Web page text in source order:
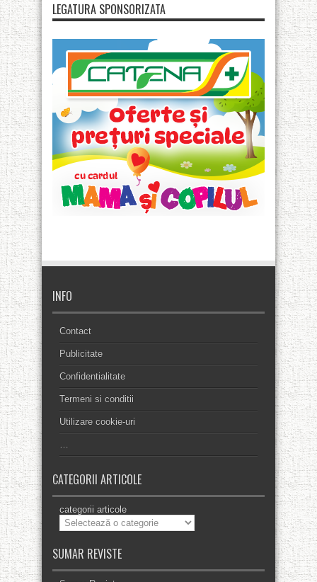
LEGATURA SPONSORIZATA
INFO
Contact
Publicitate
Confidentialitate
Termeni si conditii
Utilizare cookie-uri
…
CATEGORII ARTICOLE
categorii articole
SUMAR REVISTE